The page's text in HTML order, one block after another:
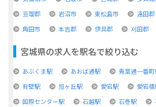
亘理郡
岩沼市 東松島市 遠田郡
角田市
本吉郡 伊具郡 刈田郡
宮城県の求人を駅名で絞り込む
あぶくま駅 あおば通駅 青葉通一番
有壁駅
旭ヶ丘駅 愛宕駅 愛宕
国際センター駅
石越駅 石巻駅